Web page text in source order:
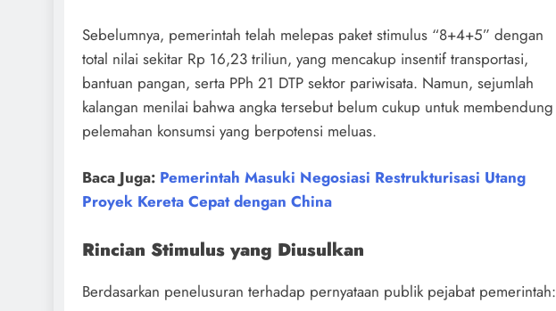
Sebelumnya, pemerintah telah melepas paket stimulus “8+4+5” dengan
total nilai sekitar Rp 16,23 triliun, yang mencakup insentif transportasi,
bantuan pangan, serta PPh 21 DTP sektor pariwisata. Namun, sejumlah
kalangan menilai bahwa angka tersebut belum cukup untuk membendung
pelemahan konsumsi yang berpotensi meluas.
Baca Juga: Pemerintah Masuki Negosiasi Restrukturisasi Utang
Proyek Kereta Cepat dengan China
Rincian Stimulus yang Diusulkan
Berdasarkan penelusuran terhadap pernyataan publik pejabat pemerintah: